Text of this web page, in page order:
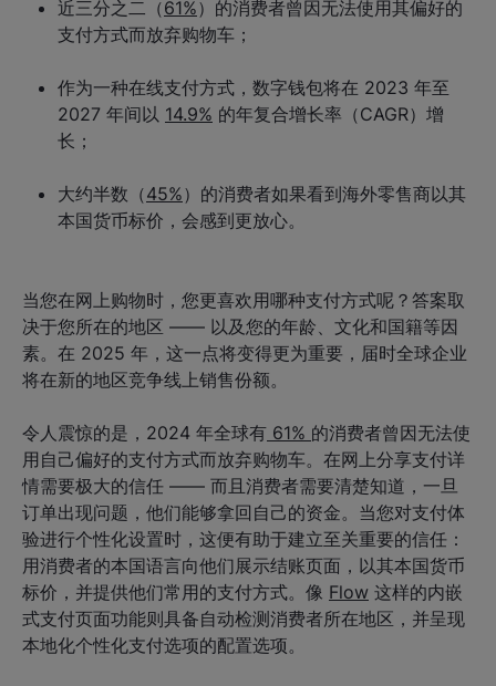
近三分之二（61%）的消费者曾因无法使用其偏好的
支付方式而放弃购物车；
作为一种在线支付方式，数字钱包将在 2023 年至
2027 年间以 14.9% 的年复合增长率（CAGR）增
长；
大约半数（45%）的消费者如果看到海外零售商以其
本国货币标价，会感到更放心。
当您在网上购物时，您更喜欢用哪种支付方式呢？答案取
决于您所在的地区 —— 以及您的年龄、文化和国籍等因
素。在 2025 年，这一点将变得更为重要，届时全球企业
将在新的地区竞争线上销售份额。
令人震惊的是，2024 年全球有 61% 的消费者曾因无法使
用自己偏好的支付方式而放弃购物车。在网上分享支付详
情需要极大的信任 —— 而且消费者需要清楚知道，一旦
订单出现问题，他们能够拿回自己的资金。当您对支付体
验进行个性化设置时，这便有助于建立至关重要的信任：
用消费者的本国语言向他们展示结账页面，以其本国货币
标价，并提供他们常用的支付方式。像 Flow 这样的内嵌
式支付页面功能则具备自动检测消费者所在地区，并呈现
本地化个性化支付选项的配置选项。